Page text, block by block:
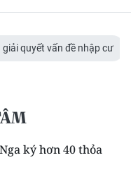
quyết vấn đề nhập cư
ký hơn 40 thỏa